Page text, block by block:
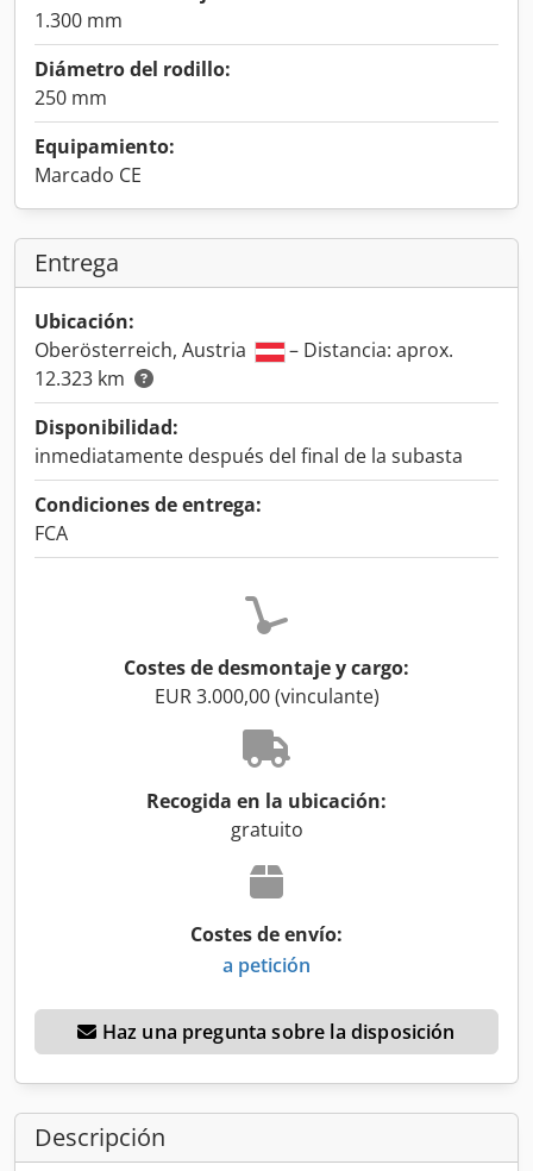
1.300 mm
Diámetro del rodillo:
250 mm
Equipamiento:
Marcado CE
Entrega
Ubicación:
Oberösterreich, Austria
– Distancia: aprox.
12.323 km
Disponibilidad:
inmediatamente después del final de la subasta
Condiciones de entrega:
FCA
Costes de desmontaje y cargo:
EUR 3.000,00 (vinculante)
Recogida en la ubicación:
gratuito
Costes de envío:
a petición
Haz una pregunta sobre la disposición
Descripción